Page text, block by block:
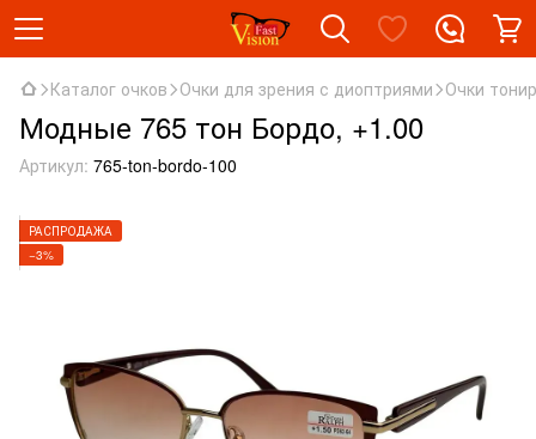
Каталог очков Очки для зрения с диоптриями Очки
Модные 765 тон Бордо, +1.00
Артикул: 765-ton-bordo-100
РАСПРОДАЖА
−3%